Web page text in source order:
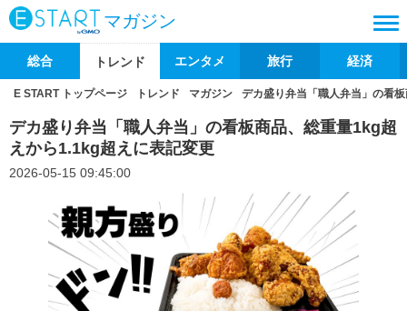
マガジン
総合 トレンド エンタメ 旅行 経済
E START トップページ トレンド マガジン デカ盛り弁当「職人弁当」の看
デカ盛り弁当「職人弁当」の看板商品、総重量1kg超
えから1.1kg超えに表記変更
2026-05-15 09:45:00